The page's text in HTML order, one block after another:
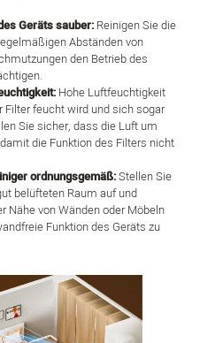
Geräts sauber:Reinigen Sie die
Abständen von
den Betrieb des
Hohe Luftfeuchtigkeit
Filter feucht wird und sich sogar
Sie sicher, dass die Luft um
die Funktion des Filters nicht
ordnungsgemäß:Stellen Sie
belüfteten Raum auf und
Nähe von Wänden oder Möbeln
Funktion des Geräts zu